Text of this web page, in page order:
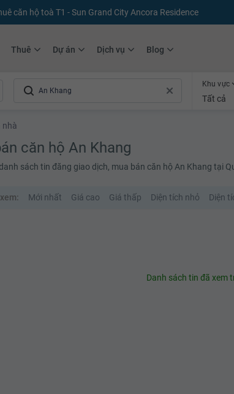
căn hộ toà T1 - Sun Grand City Ancora Residence
Thuê Dự án Dịch vụ Blog
Khu vực
Tất cả
nhà
căn hộ An Khang
sách tin đăng giao dịch, mua bán căn hộ An Khang tại
Mới nhất Giá cao Giá thấp Diện tích nhỏ Diện
Danh sách tin đã xem